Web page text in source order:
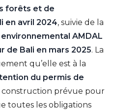
forêts et de
en avril 2024, suivie de la
AMDAL
de Bali en mars 2025. La
qu’elle est à la
du permis de
construction prévue pour
toutes les obligations